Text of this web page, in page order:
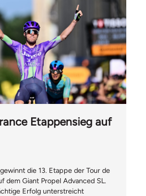
Etappensieg auf
die 13. Etappe der Tour de
dem Giant Propel Advanced SL.
Erfolg unterstreicht